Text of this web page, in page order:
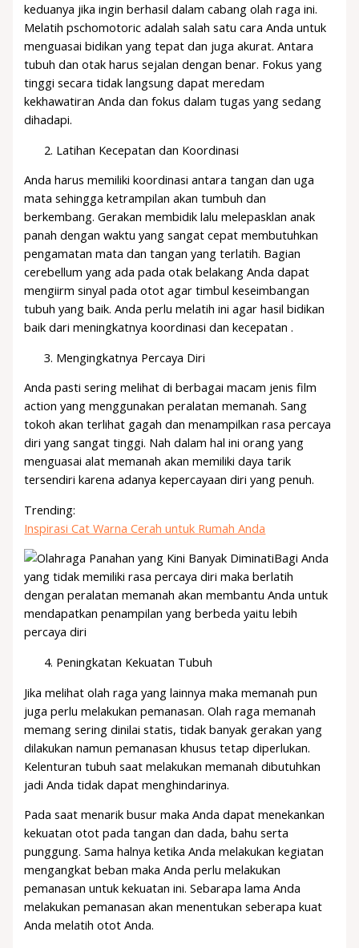
keduanya jika ingin berhasil dalam cabang olah raga ini.
Melatih pschomotoric adalah salah satu cara Anda untuk
menguasai bidikan yang tepat dan juga akurat. Antara
tubuh dan otak harus sejalan dengan benar. Fokus yang
tinggi secara tidak langsung dapat meredam
kekhawatiran Anda dan fokus dalam tugas yang sedang
dihadapi.
Latihan Kecepatan dan Koordinasi
Anda harus memiliki koordinasi antara tangan dan uga
mata sehingga ketrampilan akan tumbuh dan
berkembang. Gerakan membidik lalu melepasklan anak
panah dengan waktu yang sangat cepat membutuhkan
pengamatan mata dan tangan yang terlatih. Bagian
cerebellum yang ada pada otak belakang Anda dapat
mengiirm sinyal pada otot agar timbul keseimbangan
tubuh yang baik. Anda perlu melatih ini agar hasil bidikan
baik dari meningkatnya koordinasi dan kecepatan .
Mengingkatnya Percaya Diri
Anda pasti sering melihat di berbagai macam jenis film
action yang menggunakan peralatan memanah. Sang
tokoh akan terlihat gagah dan menampilkan rasa percaya
diri yang sangat tinggi. Nah dalam hal ini orang yang
menguasai alat memanah akan memiliki daya tarik
tersendiri karena adanya kepercayaan diri yang penuh.
Trending:
Inspirasi Cat Warna Cerah untuk Rumah Anda
Bagi Anda
yang tidak memiliki rasa percaya diri maka berlatih
dengan peralatan memanah akan membantu Anda untuk
mendapatkan penampilan yang berbeda yaitu lebih
percaya diri
Peningkatan Kekuatan Tubuh
Jika melihat olah raga yang lainnya maka memanah pun
juga perlu melakukan pemanasan. Olah raga memanah
memang sering dinilai statis, tidak banyak gerakan yang
dilakukan namun pemanasan khusus tetap diperlukan.
Kelenturan tubuh saat melakukan memanah dibutuhkan
jadi Anda tidak dapat menghindarinya.
Pada saat menarik busur maka Anda dapat menekankan
kekuatan otot pada tangan dan dada, bahu serta
punggung. Sama halnya ketika Anda melakukan kegiatan
mengangkat beban maka Anda perlu melakukan
pemanasan untuk kekuatan ini. Sebarapa lama Anda
melakukan pemanasan akan menentukan seberapa kuat
Anda melatih otot Anda.